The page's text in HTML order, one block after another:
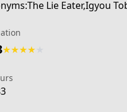
Lie Eater,Igyou
★★★★